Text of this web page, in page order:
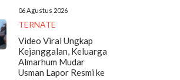
06 Agustus 2026
TERNATE
Video Viral Ungkap
Kejanggalan, Keluarga
Almarhum Mudar
Usman Lapor Resmi ke